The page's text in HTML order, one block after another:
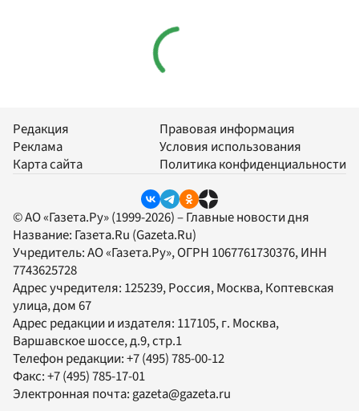
Редакция
Реклама
Карта сайта
Правовая информация
Условия использования
Политика конфиденциальности
© АО «Газета.Ру» (1999-2026) – Главные новости дня
Название: Газета.Ru (Gazeta.Ru)
Учредитель:АО «Газета.Ру», ОГРН 1067761730376, ИНН
7743625728
Адрес учредителя: 125239, Россия, Москва, Коптевская
улица, дом 67
Адрес редакции и издателя: 117105, г. Москва,
Варшавское шоссе, д.9, стр.1
Телефон редакции:+7 (495) 785-00-12
Факс:+7 (495) 785-17-01
Электронная почта:gazeta@gazeta.ru